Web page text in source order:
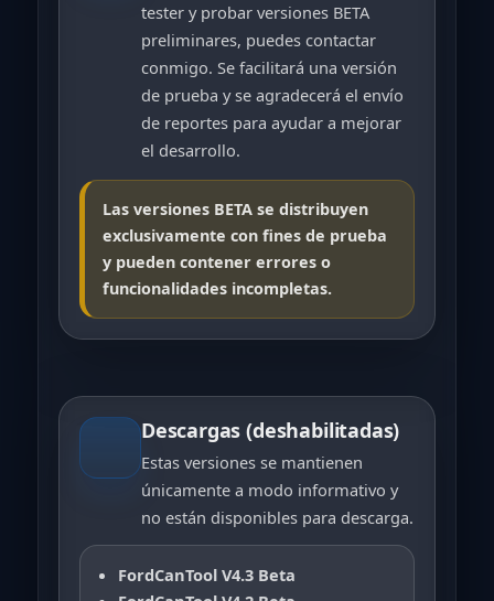
tester y probar versiones BETA
preliminares, puedes contactar
conmigo. Se facilitará una versión
de prueba y se agradecerá el envío
de reportes para ayudar a mejorar
el desarrollo.
Las versiones BETA se distribuyen
exclusivamente con fines de prueba
y pueden contener errores o
funcionalidades incompletas.
Descargas (deshabilitadas)
Estas versiones se mantienen
únicamente a modo informativo y
no están disponibles para descarga.
FordCanTool V4.3 Beta